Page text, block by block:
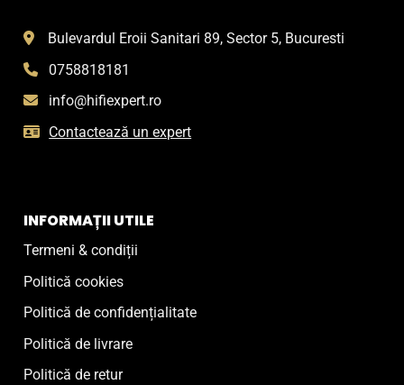
Bulevardul Eroii Sanitari 89, Sector 5, Bucuresti
0758818181
info@hifiexpert.ro
Contactează un expert
INFORMAȚII UTILE
Termeni & condiții
Politică cookies
Politică de confidențialitate
Politică de livrare
Politică de retur